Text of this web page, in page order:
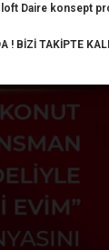
loft Daire konsept
! BİZİ TAKİPTE